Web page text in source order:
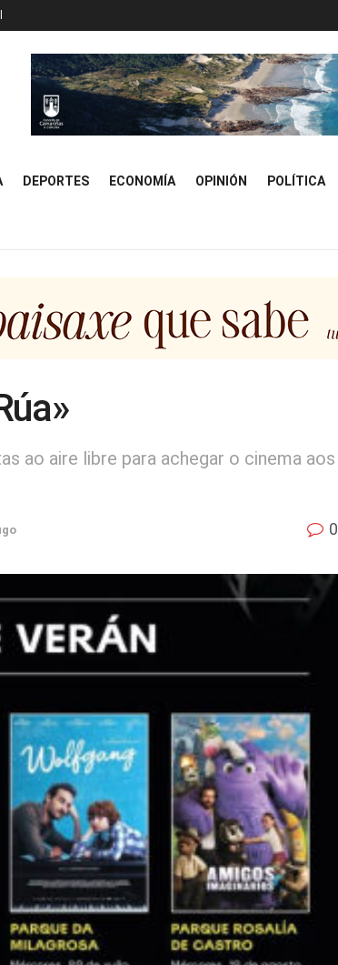
DEPORTES ECONOMÍA OPINIÓN POLÍTICA
ao aire libre para achegar o cinema aos
0